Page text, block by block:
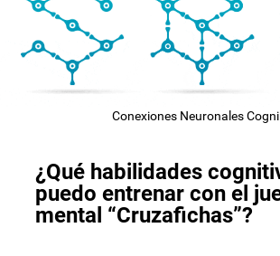
Conexiones Neuronales
¿Qué habilidades
puedo entrenar con el
mental “Cruzafichas”?